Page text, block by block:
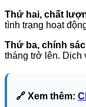
Thứ hai, chất
tình trạng hoạt
Thứ ba, chính
tháng trở lên. Dịch
🔗 Xem thêm: